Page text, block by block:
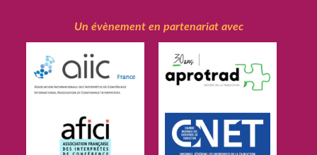
Un évènement en partenariat avec